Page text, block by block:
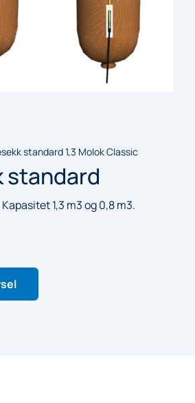
standard 1,3 Molok Classic
standard
1,3 m3 og 0,8 m3.